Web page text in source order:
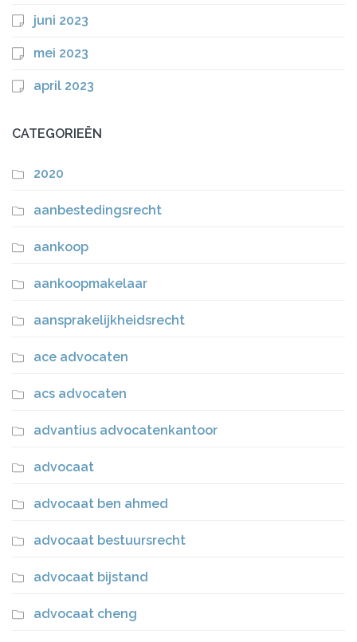
juni 2023
mei 2023
april 2023
CATEGORIEËN
2020
aanbestedingsrecht
aankoop
aankoopmakelaar
aansprakelijkheidsrecht
ace advocaten
acs advocaten
advantius advocatenkantoor
advocaat
advocaat ben ahmed
advocaat bestuursrecht
advocaat bijstand
advocaat cheng